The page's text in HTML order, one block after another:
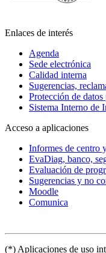
Enlaces de interés
Agenda
Sede electrónica
Calidad interna
Sugerencias,
Protección de datos
Sistema Interno de
Acceso a aplicaciones
Informes de centro
EvaDiag, banco,
Evaluación de
Sugerencias y no
Moodle
Comunica
(*) Aplicaciones de uso